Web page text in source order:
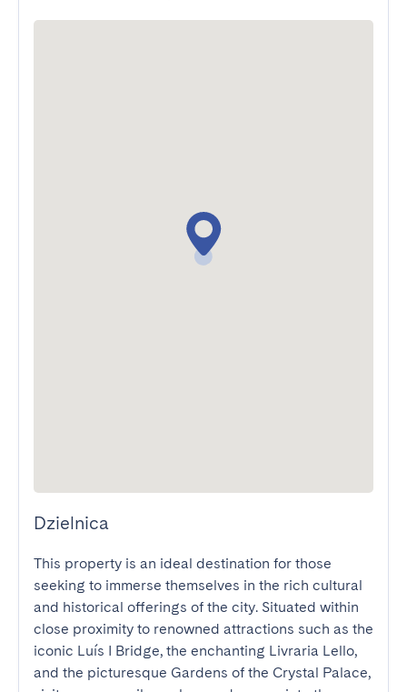
Dzielnica
This property is an ideal destination for those
seeking to immerse themselves in the rich cultural
and historical offerings of the city. Situated within
close proximity to renowned attractions such as the
iconic Luís I Bridge, the enchanting Livraria Lello,
and the picturesque Gardens of the Crystal Palace,